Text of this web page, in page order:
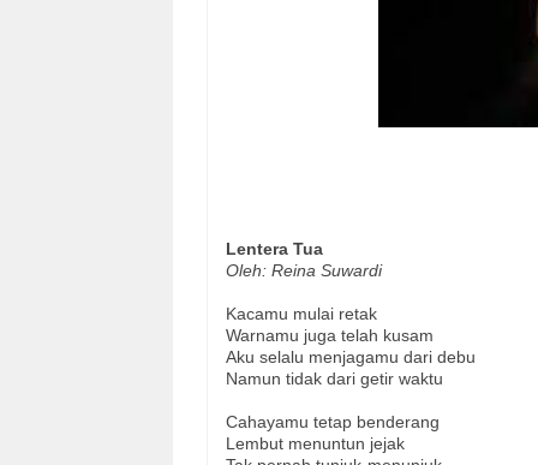
Lentera Tua
Oleh: Reina Suwardi
Kacamu mulai retak
Warnamu juga telah kusam
Aku selalu menjagamu dari debu
Namun tidak dari getir waktu
Cahayamu tetap benderang
Lembut menuntun jejak